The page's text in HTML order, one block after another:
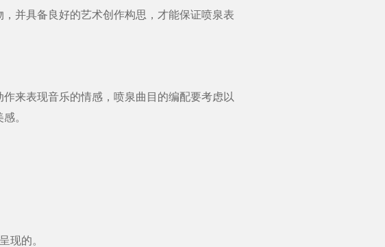
并具备良好的艺术创作构思，才能保证喷泉表
来表现音乐的情感，喷泉曲目的编配要考虑以
。
现的。